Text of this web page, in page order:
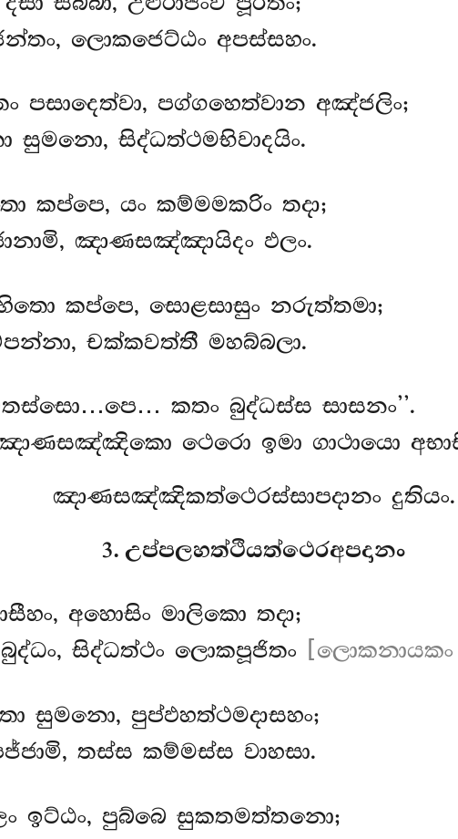
ලොකජෙට්ඨං අපස්සහං.
පසාදෙත්වා, පග්ගහෙත්වාන අඤ්ජලිං;
සිද්ධත්ථමභිවාදයිං.
කප්පෙ, යං කම්මමකරිං තදා;
ඤාණසඤ්ඤායිදං ඵලං.
කප්පෙ, සොළසාසුං නරුත්තමා;
චක්කවත්තී මහබ්බලා.
කතං බුද්ධස්ස සාසනං’’.
ථෙරො ඉමා ගාථායො
ඤාණසඤ්ඤිකත්ථෙරස්සාපදානං දුතියං.
3. උප්පලහත්ථියත්ථෙරඅපදානං
අහොසිං මාලිකො තදා;
බුද්ධං, සිද්ධත්ථං ලොකපූජිතං
සුමනො, පුප්ඵහත්ථමදාසහං;
තස්ස කම්මස්ස වාහසා.
ඉට්ඨං, පුබ්බෙ සුකතමත්තනො;